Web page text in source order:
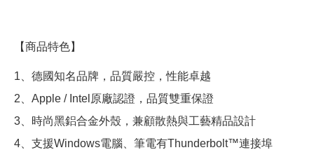
【商品特色】
1、德國知名品牌，品質嚴控，性能卓越
2、Apple / Intel原廠認證，品質雙重保證
3、時尚黑鋁合金外殼，兼顧散熱與工藝精品設計
4、支援Windows電腦、筆電有Thunderbolt™連接埠